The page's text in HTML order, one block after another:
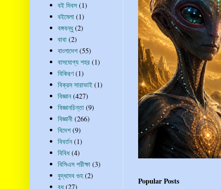
Popular Posts
বই দিবস (1)
বইমেলা (1)
বঙ্গবন্ধু (2)
বাবা (2)
বাংলাদেশ (55)
বাসযোগ্য শহর (1)
বিকিরণ (1)
বিক্রম সারাভাই (1)
বিজ্ঞান (427)
বিজ্ঞানচিন্তা (9)
বিজ্ঞানী (266)
বিদেশ (9)
বিবর্তন (1)
বিবিধ (4)
বিসিএস পরীক্ষা (3)
বুদ্ধদেব গুহ (2)
বুধ (27)